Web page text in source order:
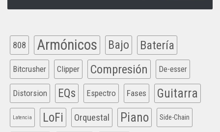
808 Armónicos Bajo Batería
Bitcrusher Clipper Compresión De-esser
Distorsion EQs Espectro Fases Guitarra
Latencia LoFi Orquestal Piano Side-Chain